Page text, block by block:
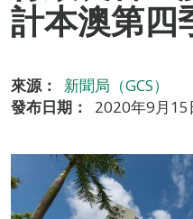
計本澳第四
來源：
新聞局（GCS）
發布日期：
2020年9月15